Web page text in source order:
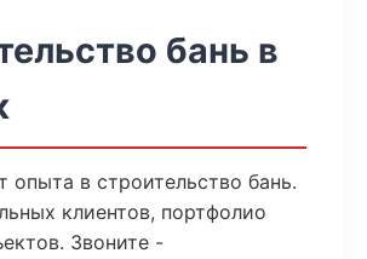
бань в
опыта в строительство бань.
клиентов, портфолио
Звоните -